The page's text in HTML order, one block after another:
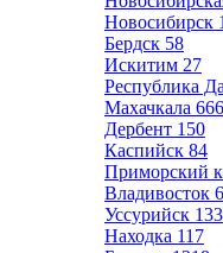
Новосибирск
Бердск 58
Искитим 27
Республика
Махачкала 666
Дербент 150
Каспийск 84
Приморский
Владивосток
Уссурийск 133
Находка 117